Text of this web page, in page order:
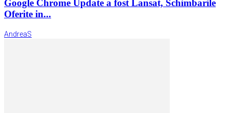
Google Chrome Update a fost Lansat, Schimbarile
Oferite in...
AndreaS